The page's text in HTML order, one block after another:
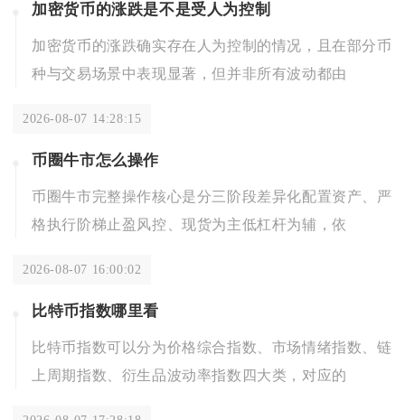
加密货币的涨跌是不是受人为控制
加密货币的涨跌确实存在人为控制的情况，且在部分币
种与交易场景中表现显著，但并非所有波动都由
2026-08-07 14:28:15
币圈牛市怎么操作
币圈牛市完整操作核心是分三阶段差异化配置资产、严
格执行阶梯止盈风控、现货为主低杠杆为辅，依
2026-08-07 16:00:02
比特币指数哪里看
比特币指数可以分为价格综合指数、市场情绪指数、链
上周期指数、衍生品波动率指数四大类，对应的